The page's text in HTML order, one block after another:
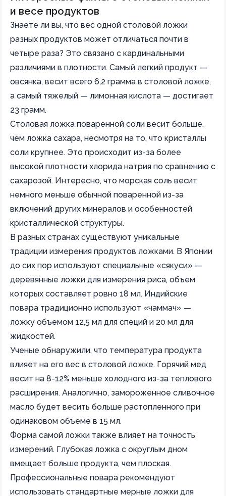
и весе продуктов
Знаете ли вы, что вес одной столовой ложки
разных продуктов может отличаться почти в
четыре раза? Это связано с кардинальными
различиями в плотности. Самый легкий продукт —
овсянка, весит всего 6,2 грамма в столовой ложке,
а самый тяжелый — лимонная кислота — достигает
23 грамм.
Столовая ложка поваренной соли весит больше,
чем ложка сахара, несмотря на то, что кристаллы
соли крупнее. Это происходит из-за более
высокой плотности хлорида натрия по сравнению с
сахарозой. Интересно, что морская соль весит
немного меньше обычной поваренной из-за
включений других минералов и особенностей
кристаллической структуры.
В разных странах существуют уникальные
традиции измерения продуктов ложками. В Японии
до сих пор используют специальные «сякуси» —
деревянные ложки для измерения риса, объем
которых составляет ровно 18 мл. Индийские
повара традиционно используют «чаммач» —
ложку объемом 12,5 мл для специй и 20 мл для
жидкостей.
Ученые обнаружили, что температура продукта
влияет на его вес в столовой ложке. Горячий мед
весит на 8-12% меньше холодного из-за теплового
расширения. Аналогично, замороженное сливочное
масло будет весить больше растопленного при
одинаковом объеме в 15 мл.
Форма самой ложки также влияет на точность
измерений. Глубокая ложка с округлым дном
вмещает больше продукта, чем плоская.
Профессиональные повара рекомендуют
использовать стандартные мерные ложки для